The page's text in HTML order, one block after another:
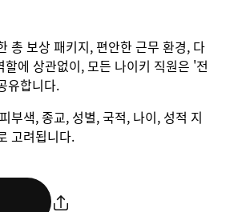
총 보상 패키지, 편안한 근무 환경, 다
에 상관없이, 모든 나이키 직원은 '전
유합니다.
부색, 종교, 성별, 국적, 나이, 성적 지
고려됩니다.